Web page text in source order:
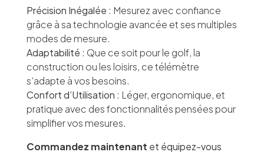
Précision Inégalée : Mesurez avec confiance
grâce à sa technologie avancée et ses multiples
modes de mesure.
Adaptabilité : Que ce soit pour le golf, la
construction ou les loisirs, ce télémètre
s’adapte à vos besoins.
Confort d’Utilisation : Léger, ergonomique, et
pratique avec des fonctionnalités pensées pour
simplifier vos mesures.
Commandez maintenant et équipez-vous